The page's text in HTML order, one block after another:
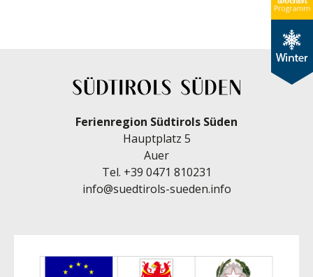
Ferienregion Südtirols Süden
Hauptplatz 5
Auer
Tel. +39 0471 810231
info@suedtirols-sueden.info